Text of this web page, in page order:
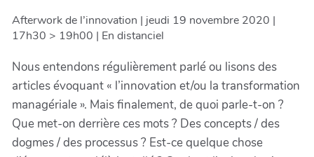
Afterwork de l’innovation | jeudi 19 novembre 2020 |
17h30 > 19h00 | En distanciel
Nous entendons régulièrement parlé ou lisons des
articles évoquant « l’innovation et/ou la transformation
managériale ». Mais finalement, de quoi parle-t-on ?
Que met-on derrière ces mots ? Des concepts / des
dogmes / des processus ? Est-ce quelque chose